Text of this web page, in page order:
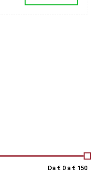
Da € 0 a € 150